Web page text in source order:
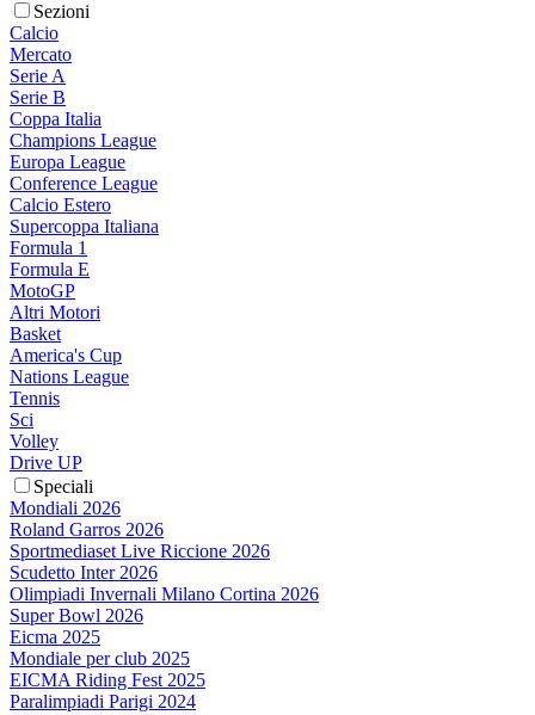
Sezioni
Calcio
Mercato
Serie A
Serie B
Coppa Italia
Champions League
Europa League
Conference League
Calcio Estero
Supercoppa Italiana
Formula 1
Formula E
MotoGP
Altri Motori
Basket
America's Cup
Nations League
Tennis
Sci
Volley
Drive UP
Speciali
Mondiali 2026
Roland Garros 2026
Sportmediaset Live Riccione 2026
Scudetto Inter 2026
Olimpiadi Invernali Milano Cortina 2026
Super Bowl 2026
Eicma 2025
Mondiale per club 2025
EICMA Riding Fest 2025
Paralimpiadi Parigi 2024